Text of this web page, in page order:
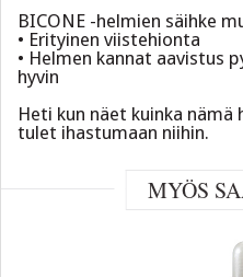
BICONE -helmien säihke
• Erityinen viistehionta
• Helmen kannat aavistus
hyvin
Heti kun näet kuinka nämä
tulet ihastumaan niihin.
MYÖS